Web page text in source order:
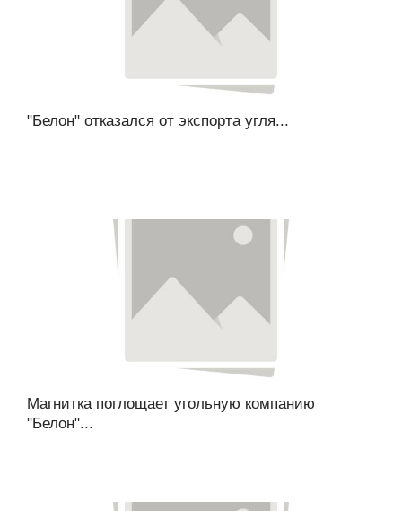
"Белон" отказался от экспорта угля...
Магнитка поглощает угольную компанию
"Белон"...